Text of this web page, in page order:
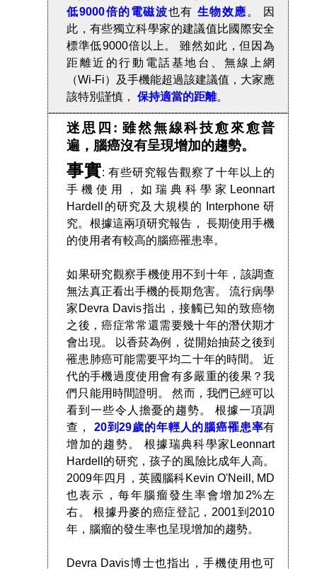
低9000倍的電磁波也有 生物效應 。 因
此，有些獨立科學家的建議值比國際安全
標準低9000倍以上。 雖然如此，但因為
距離近的行動電話基地台、無線上網
（Wi-Fi）及手機能超過該建議值，大家應
該特別謹慎，保持適當的距離。
迷思四: 雖然無線科技愈來愈普
遍，腦癌沒有呈現增加的趨勢。
事實: 有些研究報告觀察了十年以上的
手機使用，如瑞典科學家Leonnart
Hardell的研究及大規模的 Interphone 研
究。根據這兩項研究報告， 長期使用手機
的使用者有較高的腦癌罹患率。
如果研究觀察手機使用不到十年，該調查
無法真正看出手機的長期危害。 流行病學
家Devra Davis指出，接觸已知的致癌物
之後，癌症常常還需要幾十年的潛伏期才
會出現。 以香菸為例，從開始抽菸之後到
罹患肺癌可能需要平均二十年的時間。 近
代的手機過度使用會有多嚴重的後果？我
們只能用時間證明。 然而，我們已經可以
看到一些令人擔憂的趨勢。 根據一項調
查，
20到29歲的年輕人的腦癌罹患率有
增加的趨勢。 根據瑞典科學家Leonnart
Hardell的研究，孩子的風險比成年人高。
2009年四月，英國腦科Kevin O'Neill, MD
也表示，每年腦瘤發生率會增加2%左
右。 根據丹麥的癌症登記，2001到2010
年，腦瘤的發生率也呈現增加的趨勢。
Devra Davis博士也指出，手機使用也可